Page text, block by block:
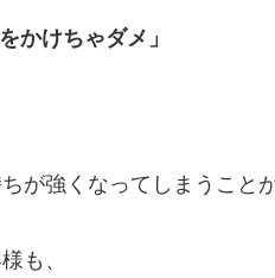
かけちゃダメ」
が強くなってしまうこと
も、